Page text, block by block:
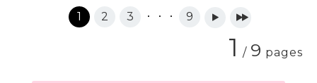
1 2 3 ・・・ 9 ▶ ▶▶
1 / 9 pages